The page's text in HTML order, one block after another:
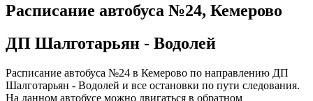
Расписание автобуса №24, Кемерово
ДП Шалготарьян - Водолей
Расписание автобуса №24 в Кемерово по направлению ДП
Шалготарьян - Водолей и все остановки по пути следования.
На данном автобусе можно двигаться в обратном